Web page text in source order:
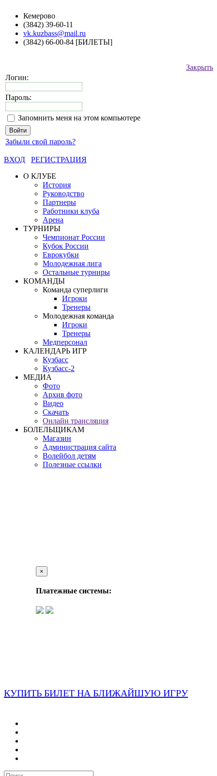
Кемерово
(3842) 39-60-11
vk.kuzbass@mail.ru
(3842) 66-00-84 [БИЛЕТЫ]
Закрыть
Логин:
Пароль:
Запомнить меня на этом компьютере
Забыли свой пароль?
ВХОД
РЕГИСТРАЦИЯ
О КЛУБЕ
История
Руководство
Партнеры
Работники клуба
Арена
ТУРНИРЫ
Чемпионат России
Кубок России
Еврокубки
Молодежная лига
Остальные турниры
КОМАНДЫ
Команда суперлиги
Игроки
Тренеры
Молодежная команда
Игроки
Тренеры
Медперсонал
КАЛЕНДАРЬ ИГР
Кузбасс
Кузбасс-2
МЕДИА
Фото
Архив фото
Видео
Скачать
Онлайн трансляция
БОЛЕЛЬЩИКАМ
Магазин
Администрация сайта
Волейбол детям
Полезные ссылки
×
Платежные системы:
КУПИТЬ БИЛЕТ НА БЛИЖАЙШУЮ ИГРУ